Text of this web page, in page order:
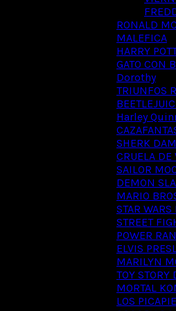
RONALD
MALEFICA
HARRY
GATO CON
Dorothy
TRIUNFOS
Harley
SHERK
CRUELA DE
SAILOR
DEMON
MARIO
STAR
STREET
POWER
ELVIS
MARILYN
TOY STORY
MORTAL
LOS